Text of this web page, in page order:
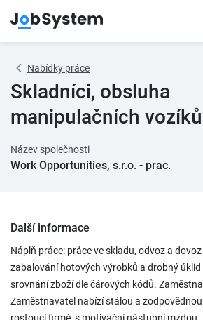
Nabídky práce
Skladníci, obsluha
manipulačních vozíků
Název společnosti
Work Opportunities, s.r.o. - prac.
Další informace
Náplň práce: práce ve skladu, odvoz a
zabalování hotových výrobků a drobný
srovnání zboží dle čárových kódů.
Zaměstnavatel nabízí stálou a